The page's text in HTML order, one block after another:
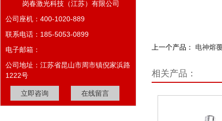
岗春激光科技（江苏）有限公司
公司座机：400-1020-889
联系电话：185-5053-0899
电子邮箱：
公司地址：江苏省昆山市周市镇倪家浜路
1222号
立即咨询 在线留言
上一个产品： 电神熔
相关产品：